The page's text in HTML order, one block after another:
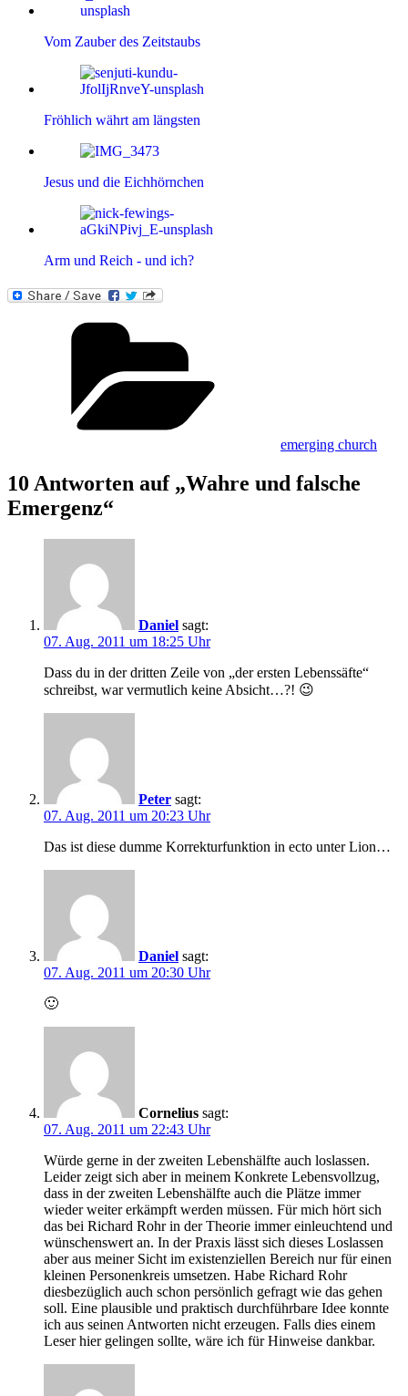
Vom Zauber des Zeitstaubs
Fröhlich währt am längsten
Jesus und die Eichhörnchen
Arm und Reich - und ich?
emerging church
10 Antworten auf „Wahre und falsche
Emergenz“
Daniel sagt:
07. Aug. 2011 um 18:25 Uhr
Dass du in der dritten Zeile von „der ersten Lebenssäfte“
schreibst, war vermutlich keine Absicht…?! 😉
Peter sagt:
07. Aug. 2011 um 20:23 Uhr
Das ist diese dumme Korrekturfunktion in ecto unter Lion…
Daniel sagt:
07. Aug. 2011 um 20:30 Uhr
🙂
Cornelius sagt:
07. Aug. 2011 um 22:43 Uhr
Würde gerne in der zweiten Lebenshälfte auch loslassen.
Leider zeigt sich aber in meinem Konkrete Lebensvollzug,
dass in der zweiten Lebenshälfte auch die Plätze immer
wieder weiter erkämpft werden müssen. Für mich hört sich
das bei Richard Rohr in der Theorie immer einleuchtend und
wünschenswert an. In der Praxis lässt sich dieses Loslassen
aber aus meiner Sicht im existenziellen Bereich nur für einen
kleinen Personenkreis umsetzen. Habe Richard Rohr
diesbezüglich auch schon persönlich gefragt wie das gehen
soll. Eine plausible und praktisch durchführbare Idee konnte
ich aus seinen Antworten nicht erzeugen. Falls dies einem
Leser hier gelingen sollte, wäre ich für Hinweise dankbar.